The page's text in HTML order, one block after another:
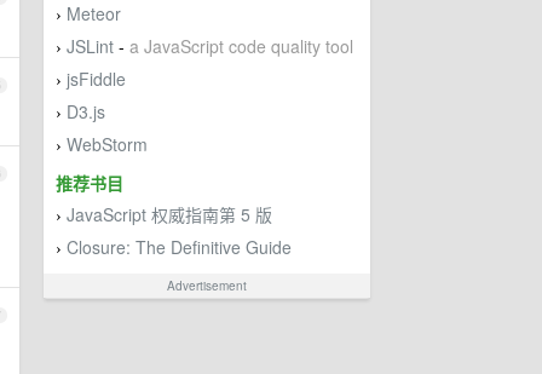
› Meteor
› JSLint - a JavaScript code quality tool
› jsFiddle
› D3.js
› WebStorm
推荐书目
› JavaScript 权威指南第 5 版
› Closure: The Definitive Guide
Advertisement